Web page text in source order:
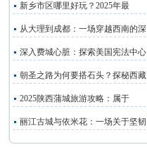
新乡市区哪里好玩？2025年最
从大理到成都：一场穿越西南的深
深入费城心脏：探索美国宪法中心
朝圣之路为何要搭石头？探秘西藏
2025陕西蒲城旅游攻略：属于
丽江古城与依米花：一场关于坚韧